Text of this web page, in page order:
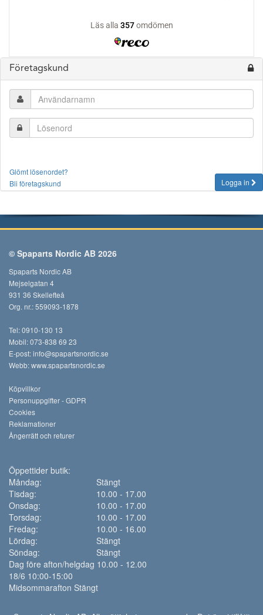
Företagskund
Glömt lösenordet?
Bli företagskund
Logga in
© Spaparts Nordic AB 2026
Spaparts Nordic AB
Mejselgatan 4
931 36 Skellefteå
Org. nr.: 559093-1878
Tel: 0910-130 13
Mobil: 073-838 69 23
E-post:info@spapartsnordic.se
Webb:www.spapartsnordic.se
Köpvillkor
Personuppgifter - GDPR
Cookies
Reklamationer
Ångerrätt och returer
Öppettider butik:
Måndag:
Stängt
Tisdag:
10.00 - 17.00
Onsdag:
10.00 - 17.00
Torsdag:
10.00 - 17.00
Fredag:
10.00 - 16.00
Lördag:
Stängt
Söndag:
Stängt
Dag före afton/helgdag 10.00 - 12.00
18/6 10:00-15:00
Midsommarafton Stängt